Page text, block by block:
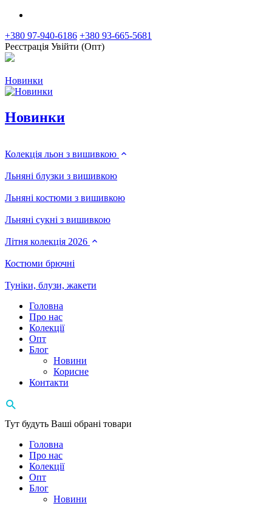
+380 97-940-6186 +380 93-665-5681
Реєстрація Увійти (Опт)
Новинки
Новинки
Колекція льон з вишивкою
Льняні блузки з вишивкою
Льняні костюми з вишивкою
Льняні сукні з вишивкою
Літня колекція 2026
Костюми брючні
Туніки, блузи, жакети
Головна
Про нас
Колекції
Опт
Блог
Новини
Корисне
Контакти
Тут будуть Ваші обрані товари
Головна
Про нас
Колекції
Опт
Блог
Новини